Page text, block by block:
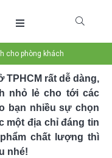
cho phòng khách
TPHCM rất dễ dàng,
nhỏ lẻ cho tới các
bạn nhiều sự chọn
một địa chỉ đáng tin
chất lượng thì
nhé!